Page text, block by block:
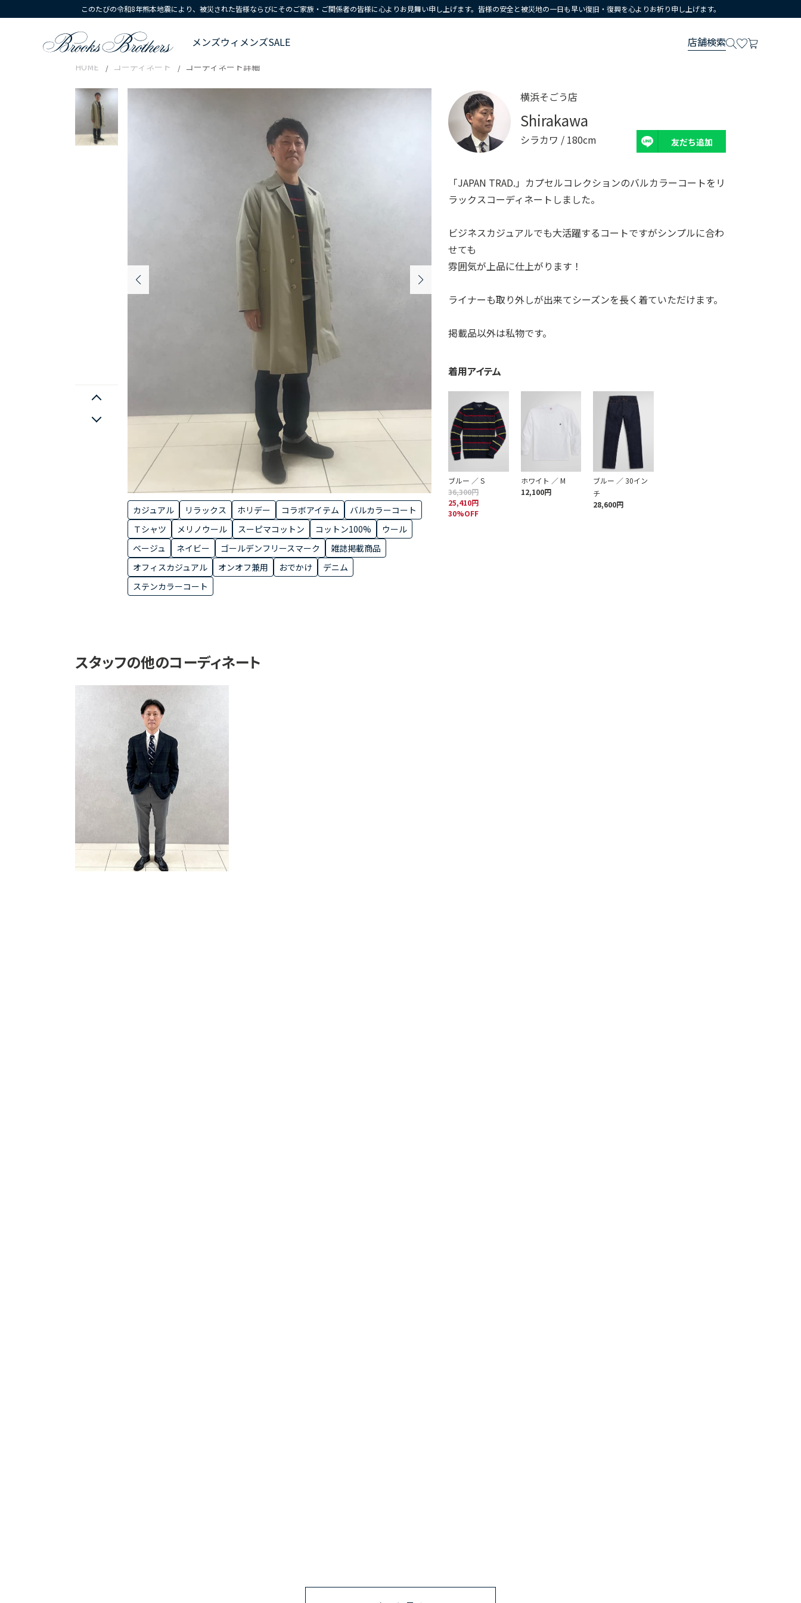
このたびの令和8年熊本地震により、被災された皆様ならびにそのご家族・ご関係者の皆様に心よりお見舞い申し上げます。皆様の安全と被災地の一日も早い復旧・復興を心よりお祈り申し上げます。
メンズウィメンズSALE 店舗検索
HOME コーディネート コーディネート詳細
カジュアル リラックス ホリデー コラボアイテム
バルカラーコート
Ｔシャツ
メリノウール スーピマコットン コットン100%
ウール
ベージュ
ネイビー ゴールデンフリースマーク
雑誌掲載商品
オフィスカジュアル
オンオフ兼用 おでかけ
デニム
ステンカラーコート
横浜そごう店
Shirakawa
シラカワ / 180cm 友だち追加
「JAPAN TRAD.」カプセルコレクションのバルカラーコートをリ
ラックスコーディネートしました。
ビジネスカジュアルでも大活躍するコートですがシンプルに合わ
せても
雰囲気が上品に仕上がります！
ライナーも取り外しが出来てシーズンを長く着ていただけます。
掲載品以外は私物です。
着用アイテム
ブルー ／ S
36,300円
25,410円
30%OFF
ホワイト ／ M
12,100円
ブルー ／ 30イン
チ
28,600円
スタッフの他のコーディネート